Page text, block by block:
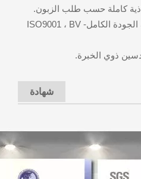
2. التصنيع تحت نظام مراقبة الجودة الكامل- ISO9001 ، BV
شهادة